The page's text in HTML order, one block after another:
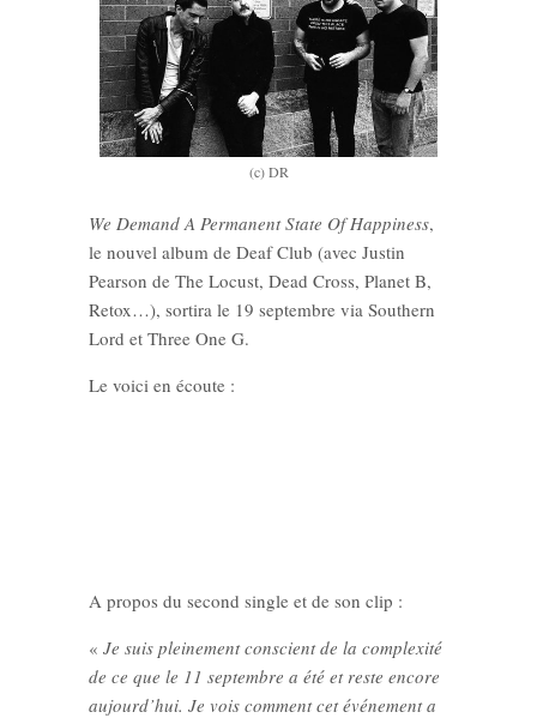
(c) DR
We Demand A Permanent State Of Happiness,
le nouvel album de Deaf Club (avec Justin
Pearson de The Locust, Dead Cross, Planet B,
Retox…), sortira le 19 septembre via Southern
Lord et Three One G.
Le voici en écoute :
A propos du second single et de son clip :
« Je suis pleinement conscient de la complexité
de ce que le 11 septembre a été et reste encore
aujourd’hui. Je vois comment cet événement a